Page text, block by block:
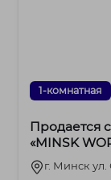
1-комнатная
Продается
«MINSK
г. Минск ул.